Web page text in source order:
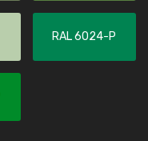
RAL 6024-P